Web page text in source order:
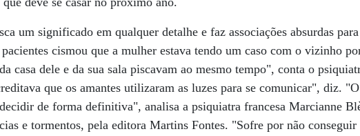
um significado em qualquer detalhe e faz associações absurdas
cismou que a mulher estava tendo um caso com o vizinho
casa dele e da sua sala piscavam ao mesmo tempo", conta o
que os amantes utilizaram as luzes para se comunicar", diz.
de forma definitiva", analisa a psiquiatra francesa Marcianne
e tormentos, pela editora Martins Fontes. "Sofre por não